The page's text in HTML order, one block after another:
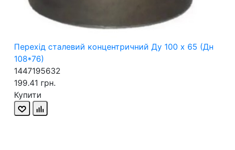
Перехід сталевий концентричний Ду 100 х 65 (Дн
108*76)
1447195632
199.41 грн.
Купити